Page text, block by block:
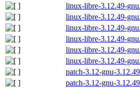
linux-libre-3.12.49-
linux-libre-3.12.49-
linux-libre-3.12.49-
linux-libre-3.12.49-
linux-libre-3.12.49-
linux-libre-3.12.49-
patch-3.12-gnu-
patch-3.12-gnu-